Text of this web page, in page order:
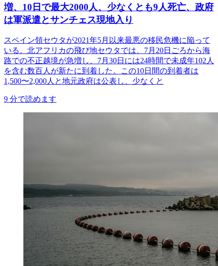
増、10日で最大2000人、少なくとも9人死亡、政府
は軍派遣とサンチェス現地入り
スペイン領セウタが2021年5月以来最悪の移民危機に陥って
いる。北アフリカの飛び地セウタでは、7月20日ごろから海
路での不正越境が急増し、7月30日には24時間で未成年102人
を含む数百人が新たに到着した。この10日間の到着者は
1,500〜2,000人と地元政府は公表し、少なくと
9 分で読めます